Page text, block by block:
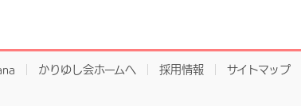
かりゆし会ホームへ 採用情報 サイトマップ